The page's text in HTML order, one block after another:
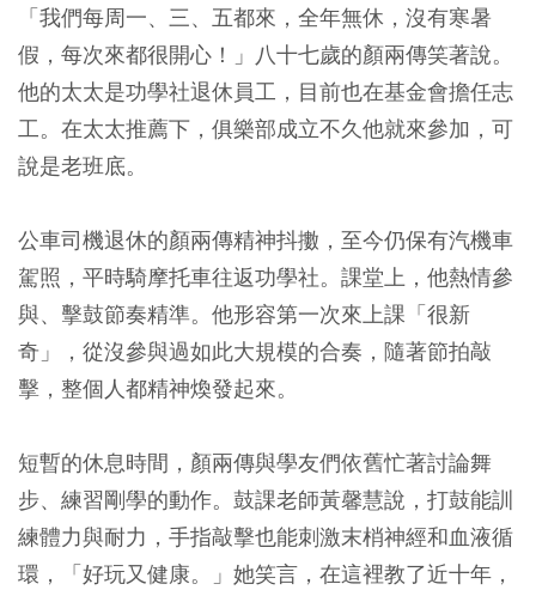
「我們每周一、三、五都來，全年無休，沒有寒暑
假，每次來都很開心！」八十七歲的顏兩傳笑著說。
他的太太是功學社退休員工，目前也在基金會擔任志
工。在太太推薦下，俱樂部成立不久他就來參加，可
說是老班底。
公車司機退休的顏兩傳精神抖擻，至今仍保有汽機車
駕照，平時騎摩托車往返功學社。課堂上，他熱情參
與、擊鼓節奏精準。他形容第一次來上課「很新
奇」，從沒參與過如此大規模的合奏，隨著節拍敲
擊，整個人都精神煥發起來。
短暫的休息時間，顏兩傳與學友們依舊忙著討論舞
步、練習剛學的動作。鼓課老師黃馨慧說，打鼓能訓
練體力與耐力，手指敲擊也能刺激末梢神經和血液循
環，「好玩又健康。」她笑言，在這裡教了近十年，